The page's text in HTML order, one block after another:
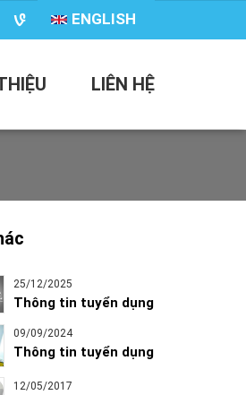
ENGLISH
LIÊN HỆ
25/12/2025
Thông tin tuyển dụng
09/09/2024
Thông tin tuyển dụng
12/05/2017